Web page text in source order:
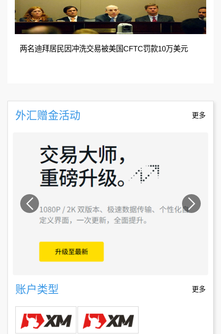
两名迪拜居民因冲洗交易被美国CFTC罚款10万美元
外汇赠金活动 更多
账户类型 更多